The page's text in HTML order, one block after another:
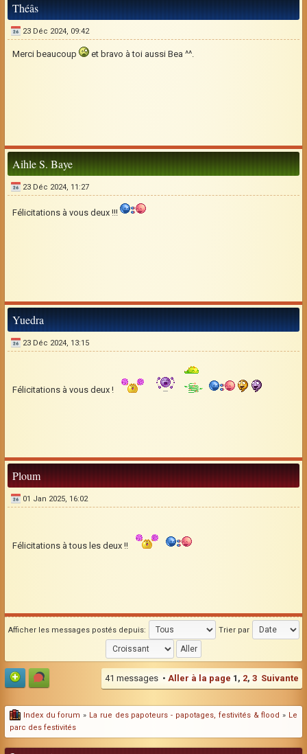
Théâs
23 Déc 2024, 09:42
Merci beaucoup et bravo à toi aussi Bea ^^.
Aihle S. Baye
23 Déc 2024, 11:27
Félicitations à vous deux !!!
Yuedra
23 Déc 2024, 13:15
Félicitations à vous deux !
Ploum
01 Jan 2025, 16:02
Félicitations à tous les deux !!
Afficher les messages postés depuis: Trier par
41 messages • Aller à la page 1 , 2, 3 Suivante
Index du forum » La rue des papoteurs - papotages, festivités & flood » Le
parc des festivités